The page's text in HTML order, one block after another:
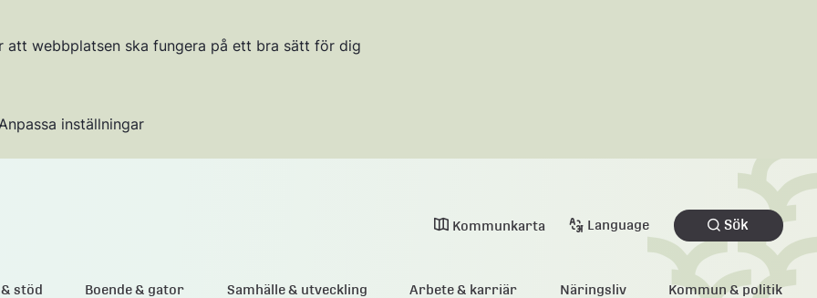
att webbplatsen ska fungera på ett bra sätt för dig
inställningar
Kommunkarta Language Sök
stöd Boende & gator Samhälle & utveckling Arbete & karriär Näringsliv Kommun & politik